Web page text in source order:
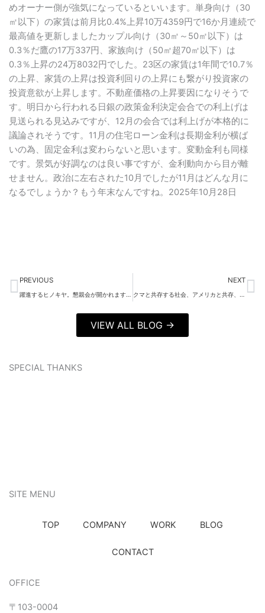
めオーナー側が強気になっているといいます。単身向け（30
㎡以下）の家賃は前月比0.4%上昇10万4359円で16か月連続で
最高値を更新しましたカップル向け（30㎡～50㎡以下）は
0.3％だ鷹の17万337円、家族向け（50㎡超70㎡以下）は
0.3％上昇の24万8032円でした。23区の家賃は1年間で10.7％
の上昇、家賃の上昇は投資利回りの上昇にも繋がり投資家の
投資意欲が上昇します。不動産価格の上昇要因になりそうで
す。明日から行われる日銀の政策金利決定会合での利上げは
見送られる見込みですが、12月の会合では利上げが本格的に
議論されそうです。11月の住宅ローン金利は長期金利が横ば
いの為、固定金利は変わらないと思います。変動金利も同様
です。景気が好調なのは良い事ですが、金利動向から目が離
せません。政治に左右された10月でしたが11月はどんな月に
なるでしょうか？もう年末なんですね。2025年10月28日
Prev
PREVIOUS
躍進するヒノキヤ。懇親会が開かれます。ITで効率化する契約古い不動産業界も変わりますが、変わらない大事な事もあると感じます。
NEXT
クマと共存する社会、アメリカと共存、いろんなことが繋がっている中での株価高騰。来年の道筋が示されそうです。
VIEW ALL BLOG →
SPECIAL THANKS
SITE MENU
TOP COMPANY WORK BLOG
CONTACT
OFFICE
〒103-0004